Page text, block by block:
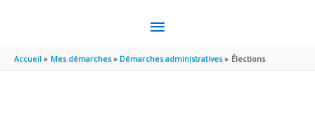
MENU
PRINCIPAL
Accueil Mes démarches Démarches administratives Élections